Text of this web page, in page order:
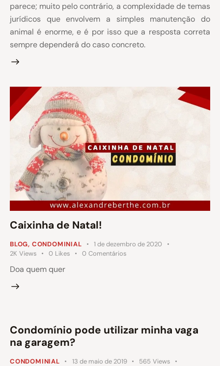
parece; muito pelo contrário, a complexidade de temas
jurídicos que envolvem a simples manutenção do
animal é enorme, e é por isso que a resposta correta
sempre dependerá do caso concreto.
Caixinha de Natal!
BLOG, CONDOMINIAL
1 de dezembro de 2020
2K Views 0 Likes 0 Comentários
Doa quem quer
Condomínio pode utilizar minha vaga
na garagem?
CONDOMINIAL 13 de maio de 2019 565 Views